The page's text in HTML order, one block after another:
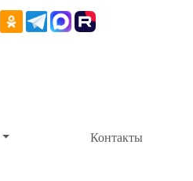
Контакты